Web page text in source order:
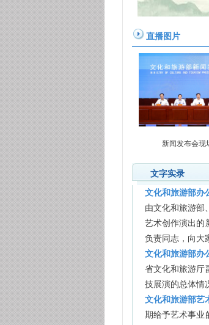
直播图片
新闻发布会现
文字实录
文化和旅游部办
由文化和旅游部
艺术创作演出的
负责同志，向大
文化和旅游部办
省文化和旅游厅
技展演的总体情
文化和旅游部艺
期给予艺术事业